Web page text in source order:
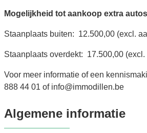
Mogelijkheid tot aankoop extra
Staanplaats buiten: 12.500,00 (excl.
Staanplaats overdekt: 17.500,00
Voor meer informatie of een
888 44 01 of info@immodillen.be
Algemene informatie